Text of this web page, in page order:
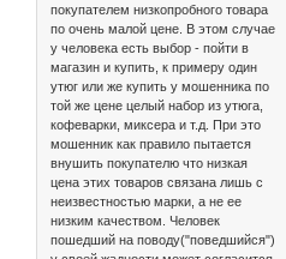
покупателем низкопробного товара
по очень малой цене. В этом случае
у человека есть выбор - пойти в
магазин и купить, к примеру один
утюг или же купить у мошенника по
той же цене целый набор из утюга,
кофеварки, миксера и т.д. При это
мошенник как правило пытается
внушить покупателю что низкая
цена этих товаров связана лишь с
неизвестностью марки, а не ее
низким качеством. Человек
пошедший на поводу("поведшийся")